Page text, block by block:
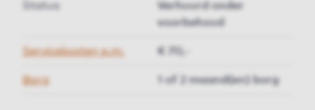
Status
Verhuurd onder
voorbehoud
Servicekosten p.m. € 70,-
Borg 1 of 2 maand(en) borg